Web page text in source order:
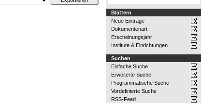
Blättern
Neue Einträge
Dokumentenart
Erscheinungsjahr
Institute & Einrichtungen
Suchen
Einfache Suche
Erweiterte Suche
Programmatische Suche
Vordefinierte Suche
RSS-Feed